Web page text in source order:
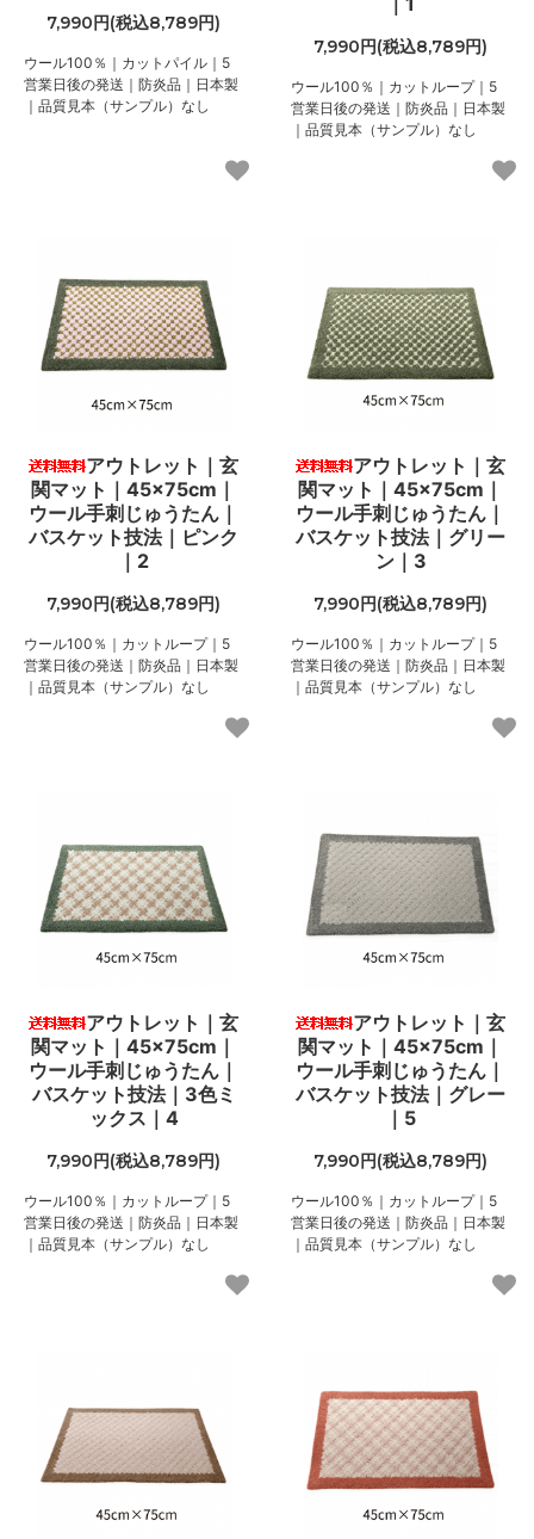
7,990円(税込8,789円)
ウール100％｜カットパイル｜5
営業日後の発送｜防炎品｜日本製
｜品質見本（サンプル）なし
7,990円(税込8,789円)
ウール100％｜カットループ｜5
営業日後の発送｜防炎品｜日本製
｜品質見本（サンプル）なし
アウトレット｜玄
関マット｜45×75cm｜
ウール手刺じゅうたん｜
バスケット技法｜ピンク
｜2
7,990円(税込8,789円)
ウール100％｜カットループ｜5
営業日後の発送｜防炎品｜日本製
｜品質見本（サンプル）なし
アウトレット｜玄
関マット｜45×75cm｜
ウール手刺じゅうたん｜
バスケット技法｜グリー
ン｜3
7,990円(税込8,789円)
ウール100％｜カットループ｜5
営業日後の発送｜防炎品｜日本製
｜品質見本（サンプル）なし
アウトレット｜玄
関マット｜45×75cm｜
ウール手刺じゅうたん｜
バスケット技法｜3色ミ
ックス｜4
7,990円(税込8,789円)
ウール100％｜カットループ｜5
営業日後の発送｜防炎品｜日本製
｜品質見本（サンプル）なし
アウトレット｜玄
関マット｜45×75cm｜
ウール手刺じゅうたん｜
バスケット技法｜グレー
｜5
7,990円(税込8,789円)
ウール100％｜カットループ｜5
営業日後の発送｜防炎品｜日本製
｜品質見本（サンプル）なし